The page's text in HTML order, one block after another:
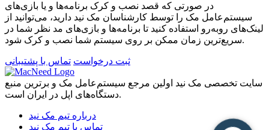
در صورتی که قصد نصب و کرک برنامه‌ها و یا بازی‌های
سیستم‌عامل مک را توسط کارشناسان مک نید دارید، می‌توانید از
لینک‌های رو‌به‌رو استفاده کنید تا برنامه‌ها و بازی‌های مد نظر شما در
سریع‌ترین زمان ممکن بر روی سیستم شما نصب و کرک شود.
ثبت درخواست تماس با پشتیبانی
سایت تخصصی مک نید اولین مرجع سیستم‌عامل مک و برترین منبع
دستگاه‌های اپل در ایران است.
درباره تیم مک نید
تماس با تیم مک نید